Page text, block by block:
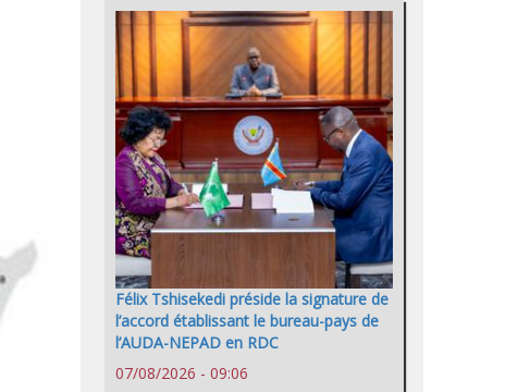
Félix Tshisekedi préside la signature de
l’accord établissant le bureau-pays de
l’AUDA-NEPAD en RDC
07/08/2026 - 09:06